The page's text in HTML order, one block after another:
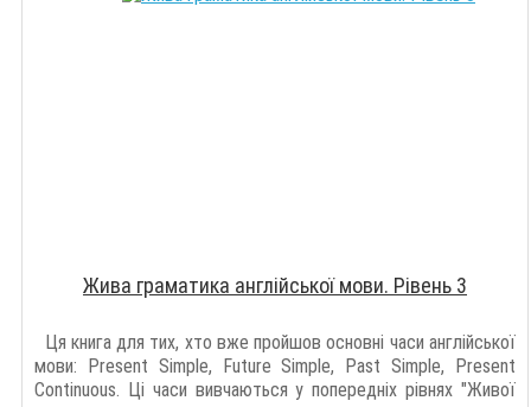
Жива граматика англійської мови. Рівень 3
Ця книга для тих, хто вже пройшов основні часи англійської
мови: Present Simple, Future Simple, Past Simple, Present
Continuous. Ці часи вивчаються у попередніх рівнях "Живої